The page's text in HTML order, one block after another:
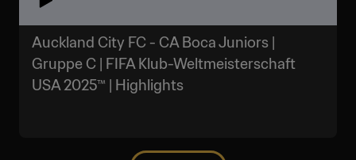
Auckland City FC - CA Boca Juniors |
Gruppe C | FIFA Klub-Weltmeisterschaft
USA 2025™ | Highlights